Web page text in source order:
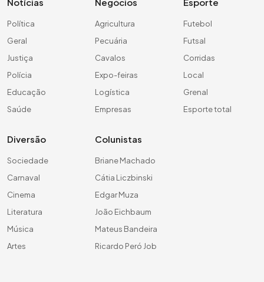
Política
Geral
Justiça
Polícia
Educação
Saúde
Agricultura
Pecuária
Cavalos
Expo-feiras
Logística
Empresas
Futebol
Futsal
Corridas
Local
Grenal
Esporte total
Diversão
Sociedade
Carnaval
Cinema
Literatura
Música
Artes
Colunistas
Briane Machado
Cátia Liczbinski
Edgar Muza
João Eichbaum
Mateus Bandeira
Ricardo Peró Job